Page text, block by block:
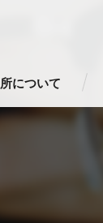
について